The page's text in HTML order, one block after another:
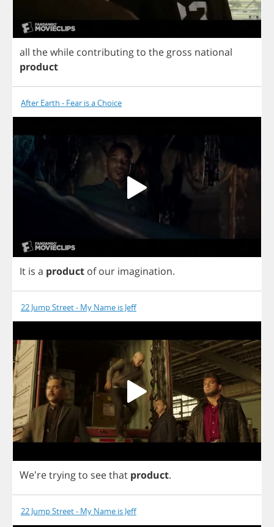
all thewhile contributingto thegross national
product
After Earth - Fear is a Choice
It is a product of our imagination.
22 Jump Street - My Name is Jeff
We'retryingto seethat product.
22 Jump Street - My Name is Jeff